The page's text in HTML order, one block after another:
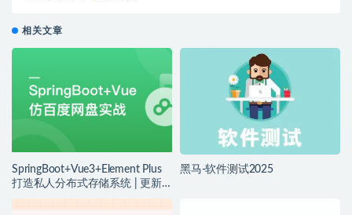
相关文章
SpringBoot+Vue3+Element Plus
打造私人分布式存储系统 | 更新
完结
黑马-软件测试2025